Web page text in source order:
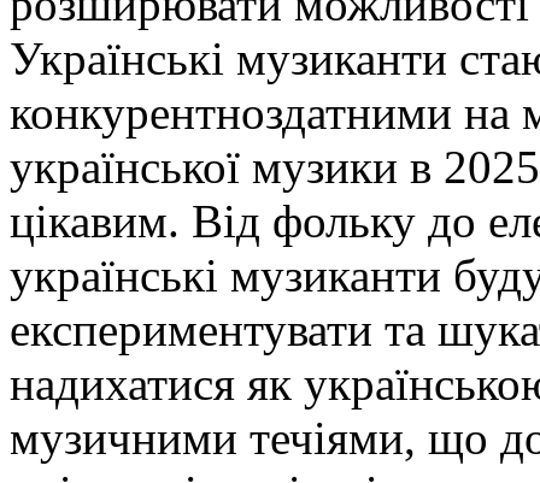
Українські музиканти
конкурентноздатними на
української музики в
цікавим. Від фольку до
українські музиканти
експериментувати та
надихатися як
музичними течіями, що